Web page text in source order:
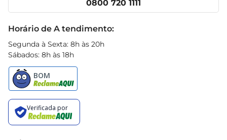
podendo ser uma memorável experiência em
para quem deseja saborear um produto que se
destaca pela qualidade e pelo carinho com que é
feito, garantindo momentos de satisfação e
bemestar.
0800 720 1111
Horário de A tendimento:
Segunda à Sexta: 8h às 20h
Sábados: 8h às 18h